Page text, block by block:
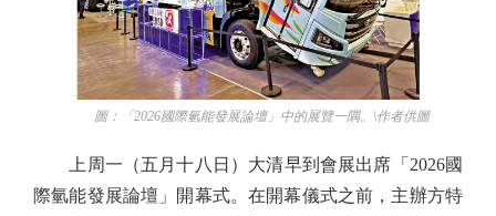
圖：「2026國際氫能發展論壇」中的展覽一隅。\作者供圖
上周一（五月十八日）大清早到會展出席「2026國
際氫能發展論壇」開幕式。在開幕儀式之前，主辦方特